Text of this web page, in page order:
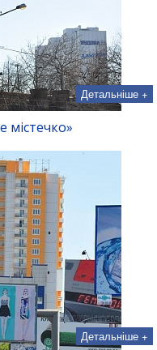
Детальніше +
містечко»
Детальніше +